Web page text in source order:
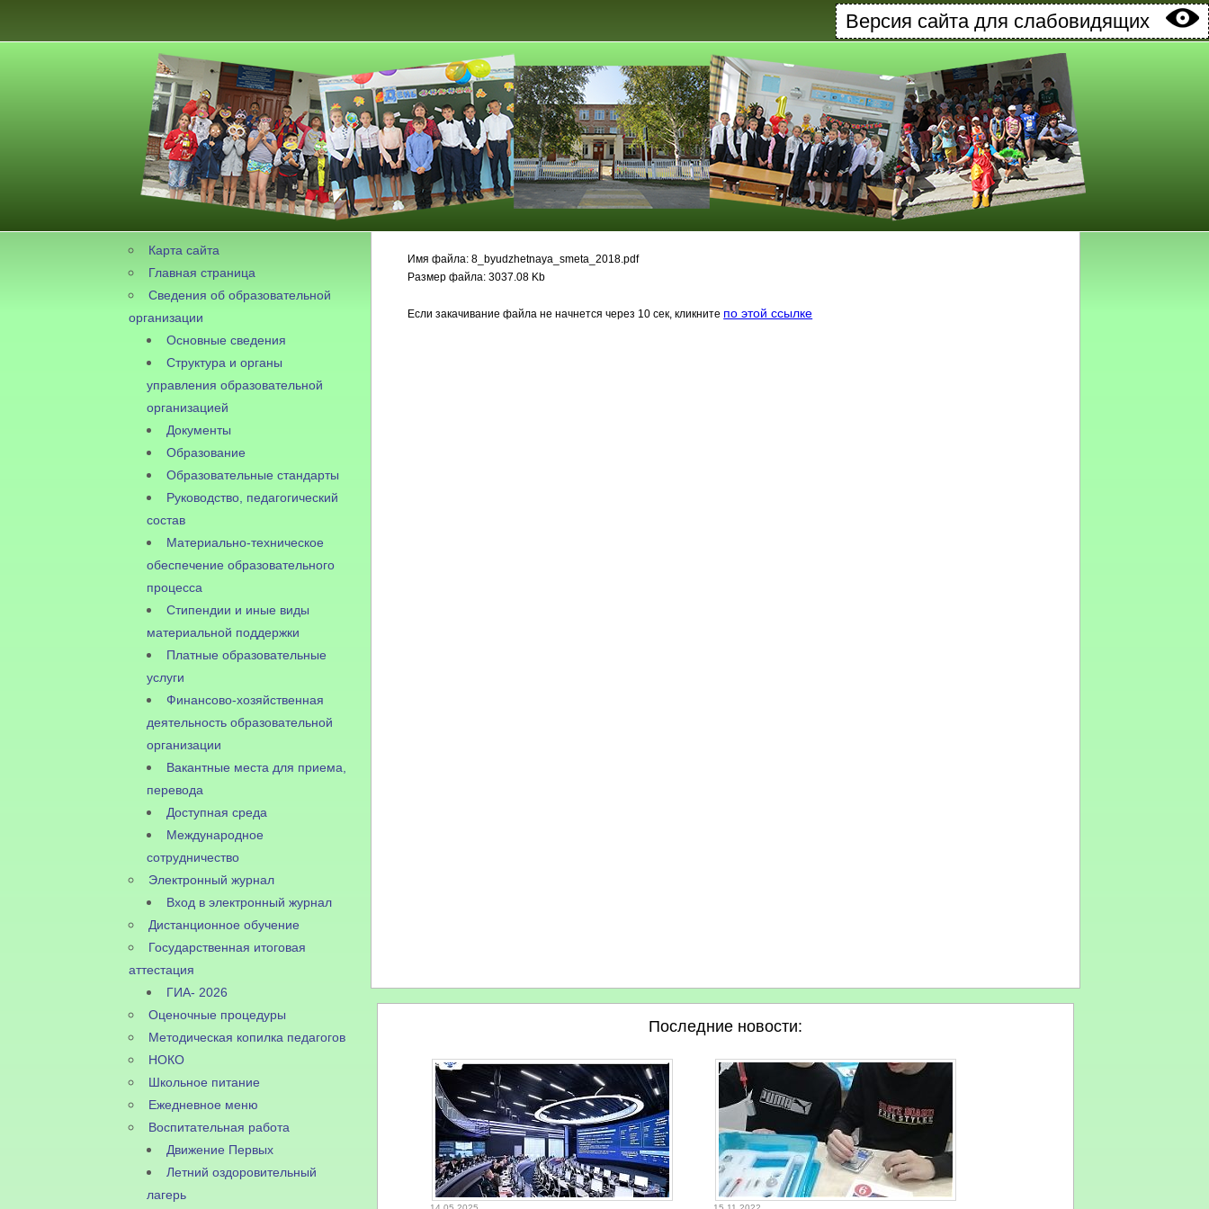
Версия сайта для слабовидящих
Карта сайта
Главная страница
Сведения об образовательной
организации
Основные сведения
Структура и органы
управления образовательной
организацией
Документы
Образование
Образовательные стандарты
Руководство, педагогический
состав
Материально-техническое
обеспечение образовательного
процесса
Стипендии и иные виды
материальной поддержки
Платные образовательные
услуги
Финансово-хозяйственная
деятельность образовательной
организации
Вакантные места для приема,
перевода
Доступная среда
Международное
сотрудничество
Электронный журнал
Вход в электронный журнал
Дистанционное обучение
Государственная итоговая
аттестация
ГИА- 2026
Оценочные процедуры
Методическая копилка педагогов
НОКО
Школьное питание
Ежедневное меню
Воспитательная работа
Движение Первых
Летний оздоровительный
лагерь
Имя файла: 8_byudzhetnaya_smeta_2018.pdf
Размер файла: 3037.08 Kb
Если закачивание файла не начнется через 10 сек, кликните по этой ссылке
Последние новости: